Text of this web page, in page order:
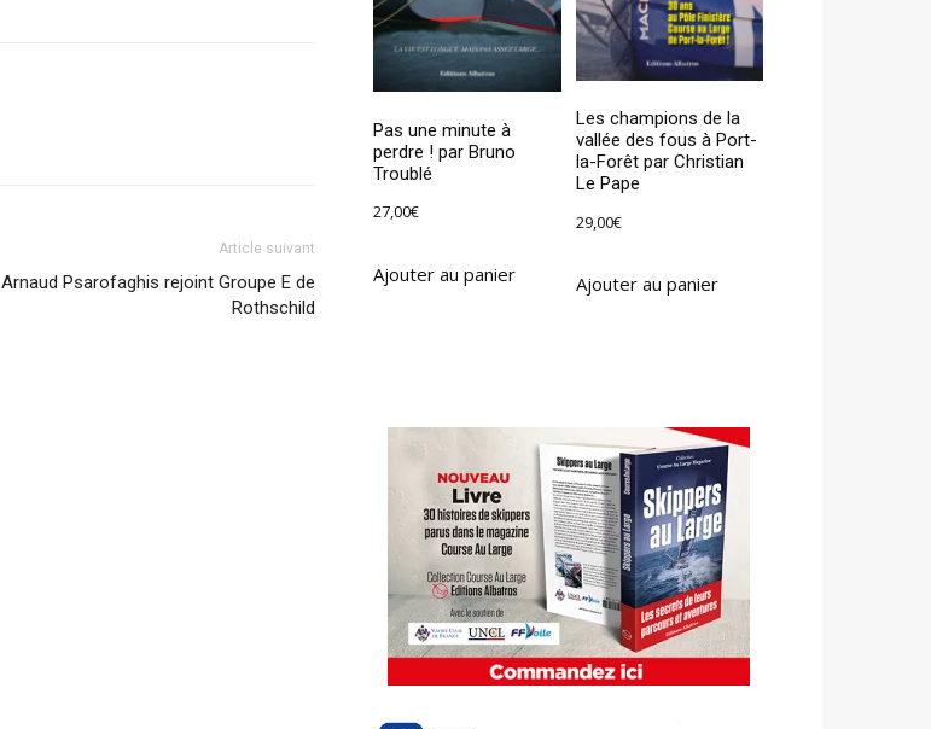
Article suivant
Arnaud Psarofaghis rejoint Groupe E de
Rothschild
Pas une minute à
perdre ! par Bruno
Troublé
27,00€
Ajouter au panier
Les champions de la
vallée des fous à Port-
la-Forêt par Christian
Le Pape
29,00€
Ajouter au panier